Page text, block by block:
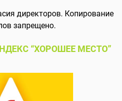
директоров. Копирование
запрещено.
“ХОРОШЕЕ МЕСТО”